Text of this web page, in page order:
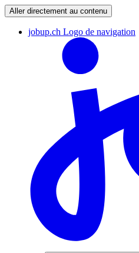
Aller directement au contenu
jobup.ch Logo de navigation